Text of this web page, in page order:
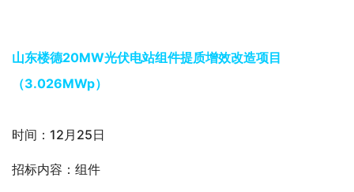
山东楼德20MW光伏电站组件提质增效改造项目
（3.026MWp）
时间：12月25日
招标内容：组件